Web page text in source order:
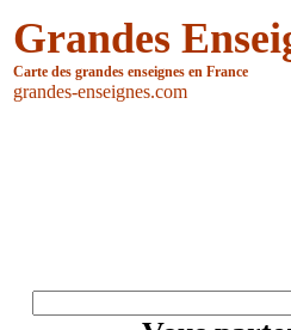
Grandes
Carte des grandes enseignes en France
grandes-enseignes.com